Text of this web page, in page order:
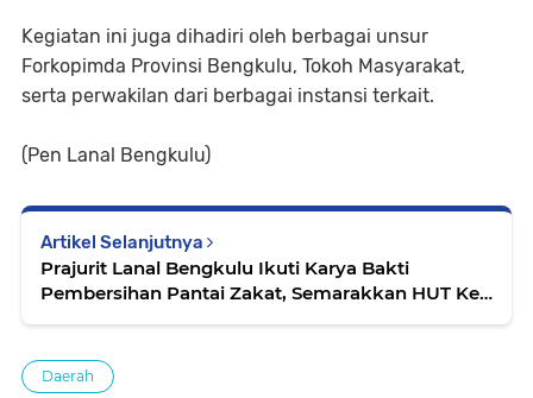
Kegiatan ini juga dihadiri oleh berbagai unsur
Forkopimda Provinsi Bengkulu, Tokoh Masyarakat,
serta perwakilan dari berbagai instansi terkait.
(Pen Lanal Bengkulu)
Artikel Selanjutnya
Prajurit Lanal Bengkulu Ikuti Karya Bakti
Pembersihan Pantai Zakat, Semarakkan HUT Ke-
Daerah